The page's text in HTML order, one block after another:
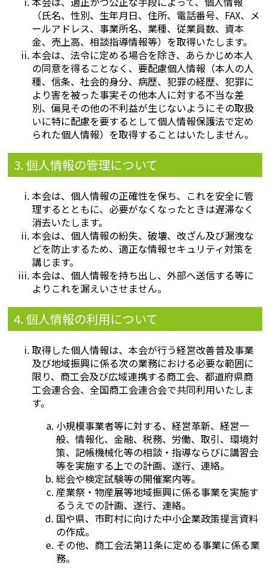
（氏名、性別、生年月日、住所、電話番号、FAX、メ
ールアドレス、事業所名、業種、従業員数、資本
金、売上高、相談指導情報等）を取得いたします。
本会は、法令に定める場合を除き、あらかじめ本人
の同意を得ることなく、要配慮個人情報（本人の人
種、信条、社会的身分、病歴、犯罪の経歴、犯罪に
より害を被った事実その他本人に対する不当な差
別、偏見その他の不利益が生じないようにその取扱
いに特に配慮を要するとして個人情報保護法で定め
られた個人情報）を取得することはいたしません。
3. 個人情報の管理について
本会は、個人情報の正確性を保ち、これを安全に管
理するとともに、必要がなくなったときは遅滞なく
消去いたします。
本会は、個人情報の紛失、破壊、改ざん及び漏洩な
どを防止するため、適正な情報セキュリティ対策を
講じます。
本会は、個人情報を持ち出し、外部へ送信する等に
よりこれを漏えいさせません。
4. 個人情報の利用について
取得した個人情報は、本会が行う経営改善普及事業
及び地域振興に係る次の業務における必要な範囲に
限り、商工会及び広域連携する商工会、都道府県商
工会連合会、全国商工会連合会で共同利用いたしま
す。
小規模事業者等に対する、経営革新、経営一
般、情報化、金融、税務、労働、取引、環境対
策、記帳機械化等の相談・指導ならびに講習会
等を実施する上での計画、遂行、連絡。
総会や検定試験等の開催案内等。
産業祭・物産展等地域振興に係る事業を実施す
るうえでの計画、遂行、連絡。
国や県、市町村に向けた中小企業政策提言資料
の作成。
その他、商工会法第11条に定める事業に係る業
務。